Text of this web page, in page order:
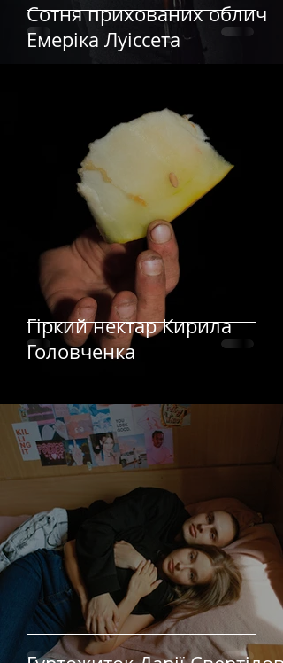
Сотня прихованих облич
Емеріка Луіссета
Гіркий нектар Кирила
Головченка